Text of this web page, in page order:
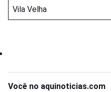
Vila Velha
Você no aquinoticias.com